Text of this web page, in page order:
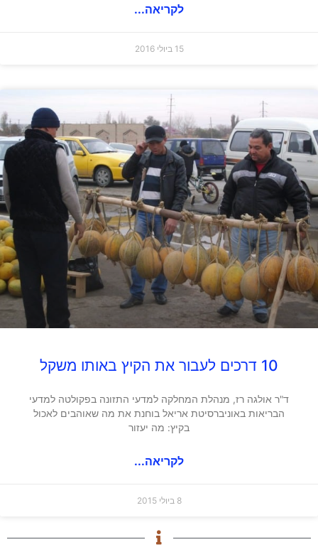
לקריאה...
15 ביולי 2016
10 דרכים לעבור את הקיץ באותו משקל
ד"ר אולגה רז, מנהלת המחלקה למדעי התזונה בפקולטה למדעי
הבריאות באוניברסיטת אריאל בוחנת את מה שאוהבים לאכול
בקיץ: מה יעזור
לקריאה...
8 ביולי 2015